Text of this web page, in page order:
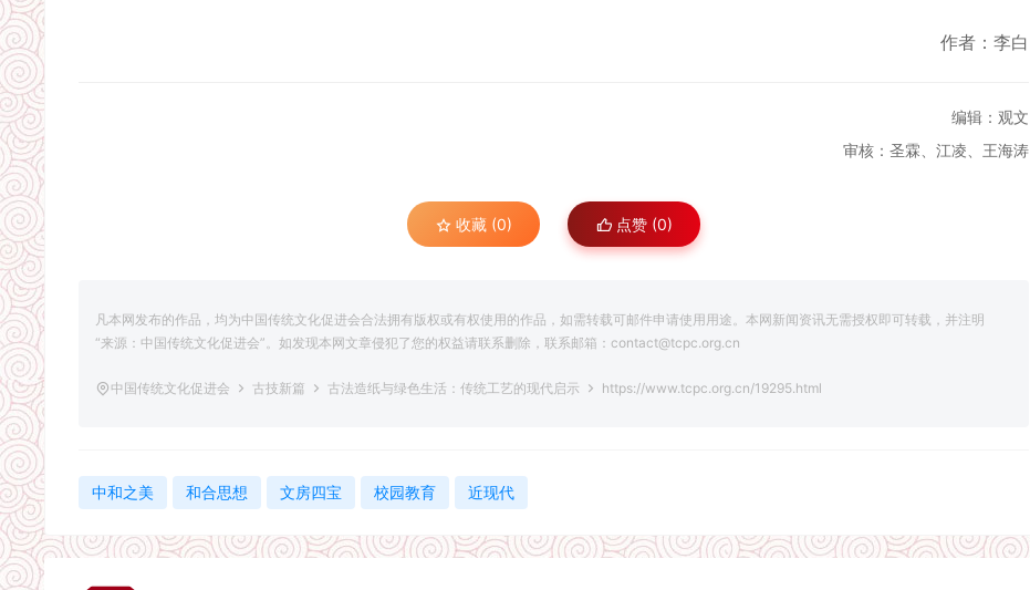
作者：李白
编辑：观文
审核：圣霖、江凌、王海涛
收藏 (0) 点赞 (0)
凡本网发布的作品，均为中国传统文化促进会合法拥有版权或有权使用的作品，如需转载可邮件申请使用用途。本网新闻资讯无需授权即可转载，并注明
“来源：中国传统文化促进会”。如发现本网文章侵犯了您的权益请联系删除，联系邮箱：contact@tcpc.org.cn
中国传统文化促进会 古技新篇 古法造纸与绿色生活：传统工艺的现代启示 https://www.tcpc.org.cn/19295.html
中和之美 和合思想 文房四宝 校园教育 近现代